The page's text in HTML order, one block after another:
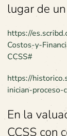
lugar de
https://
Costos-y-
CCSS#
https://
inician-proceso-
En la
CCSS con